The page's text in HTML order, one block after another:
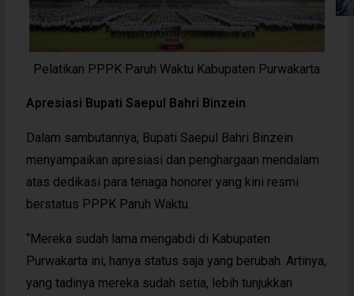
Pelatikan PPPK Paruh Waktu Kabupaten Purwakarta
Apresiasi Bupati Saepul Bahri Binzein
Dalam sambutannya, Bupati Saepul Bahri Binzein
menyampaikan apresiasi dan penghargaan mendalam
atas dedikasi para tenaga honorer yang kini resmi
berstatus PPPK Paruh Waktu.
“Mereka sudah lama mengabdi di Kabupaten
Purwakarta ini, hanya status saja yang berubah. Artinya,
yang tadinya mereka sudah setia, lebih tunjukkan